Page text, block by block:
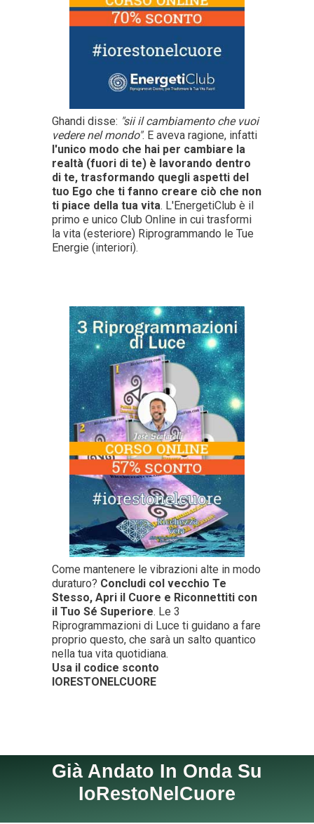
Ghandi disse: "sii il cambiamento che vuoi
vedere nel mondo". E aveva ragione, infatti
l'unico modo che hai per cambiare la
realtà (fuori di te) è lavorando dentro
di te, trasformando quegli aspetti del
tuo Ego che ti fanno creare ciò che non
ti piace della tua vita. L'EnergetiClub è il
primo e unico Club Online in cui trasformi
la vita (esteriore) Riprogrammando le Tue
Energie (interiori).
Come mantenere le vibrazioni alte in modo
duraturo? Concludi col vecchio Te
Stesso, Apri il Cuore e Riconnettiti con
il Tuo Sé Superiore. Le 3
Riprogrammazioni di Luce ti guidano a fare
proprio questo, che sarà un salto quantico
nella tua vita quotidiana.
Usa il codice sconto
IORESTONELCUORE
Già Andato In Onda Su
IoRestoNelCuore